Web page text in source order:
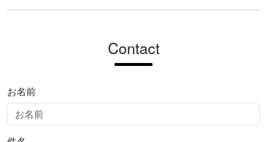
Contact
お名前